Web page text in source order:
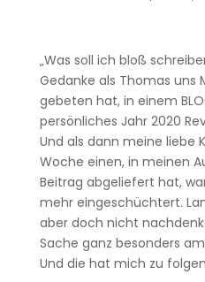
„Was soll ich bloß
Gedanke als Thomas uns
gebeten hat, in einem
persönliches Jahr 2020
Und als dann meine liebe
Woche einen, in meinen
Beitrag abgeliefert hat,
mehr eingeschüchtert.
aber doch nicht
Sache ganz besonders
Und die hat mich zu